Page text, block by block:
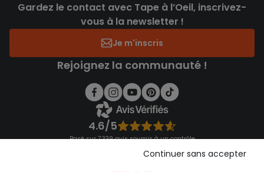
Gardez le contact avec Tape à l’Oeil, inscrivez-
vous à la newsletter !
Je m'inscris
Rejoignez la communauté !
4.6/5
Basé sur 7 339 avis soumis à un contrôle
Consulter les CGUContinuer sans accepter